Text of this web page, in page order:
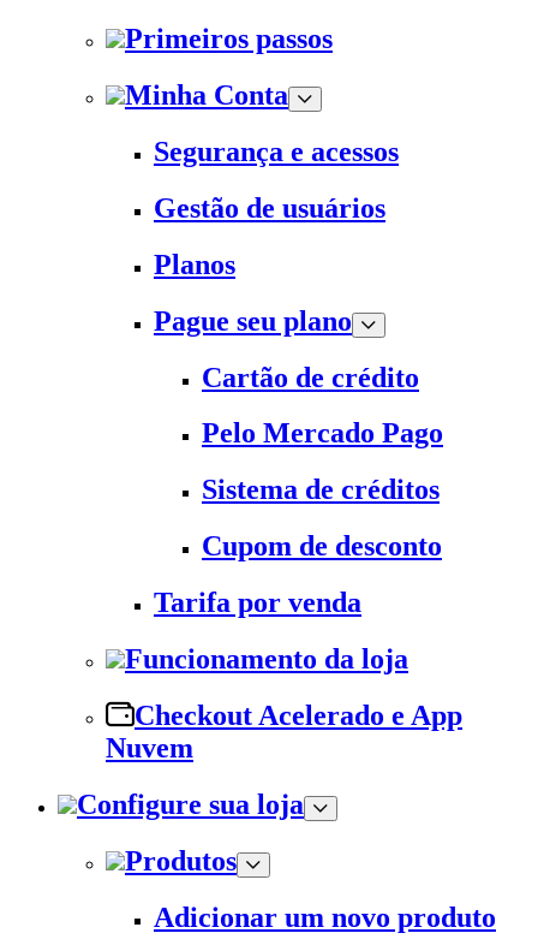
Primeiros passos
Minha Conta
Segurança e acessos
Gestão de usuários
Planos
Pague seu plano
Cartão de crédito
Pelo Mercado Pago
Sistema de créditos
Cupom de desconto
Tarifa por venda
Funcionamento da loja
Checkout Acelerado e App
Nuvem
Configure sua loja
Produtos
Adicionar um novo produto